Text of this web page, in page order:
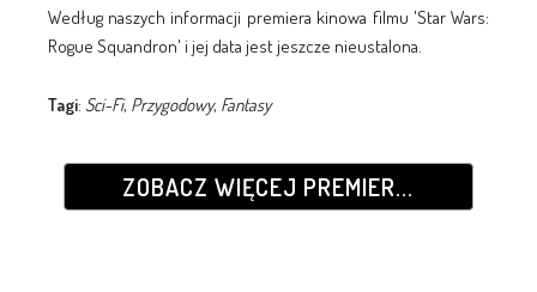
Według naszych informacji premiera kinowa filmu 'Star Wars:
Rogue Squandron' i jej data jest jeszcze nieustalona.
Tagi: Sci-Fi, Przygodowy, Fantasy
ZOBACZ WIĘCEJ PREMIER...